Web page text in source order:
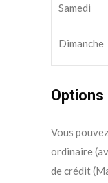
Samedi
Dimanche
Vous
ordinaire
de crédit